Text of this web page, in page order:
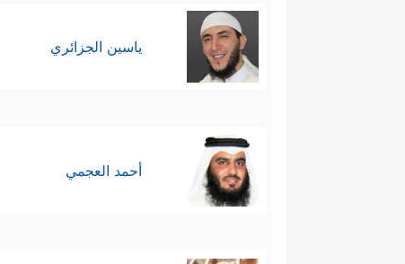
ياسين الجزائري
أحمد العجمي